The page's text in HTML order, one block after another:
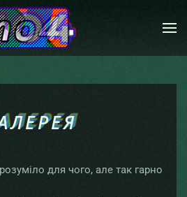
для чого, але так гарно